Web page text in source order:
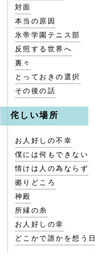
対面
本当の原因
氷帝学園テニス部
反照する世界へ
裏々
とっておきの選択
その後の話
侘しい場所
お人好しの不幸
僕には何もできない
情けは人の為ならず
拠りどころ
神殿
所縁の糸
お人好しの幸
どこかで誰かを想う日